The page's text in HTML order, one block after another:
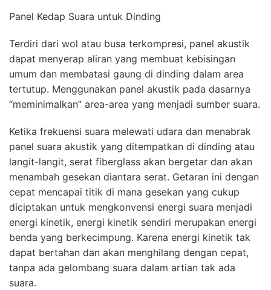
Panel Kedap Suara untuk Dinding
Terdiri dari wol atau busa terkompresi, panel akustik
dapat menyerap aliran yang membuat kebisingan
umum dan membatasi gaung di dinding dalam area
tertutup. Menggunakan panel akustik pada dasarnya
“meminimalkan” area-area yang menjadi sumber suara.
Ketika frekuensi suara melewati udara dan menabrak
panel suara akustik yang ditempatkan di dinding atau
langit-langit, serat fiberglass akan bergetar dan akan
menambah gesekan diantara serat. Getaran ini dengan
cepat mencapai titik di mana gesekan yang cukup
diciptakan untuk mengkonvensi energi suara menjadi
energi kinetik, energi kinetik sendiri merupakan energi
benda yang berkecimpung. Karena energi kinetik tak
dapat bertahan dan akan menghilang dengan cepat,
tanpa ada gelombang suara dalam artian tak ada
suara.